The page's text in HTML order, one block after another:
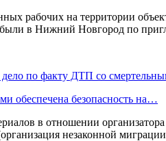
рабочих на территории
в Нижний Новгород по
по факту ДТП со
обеспечена безопасность на…
в отношении
незаконной